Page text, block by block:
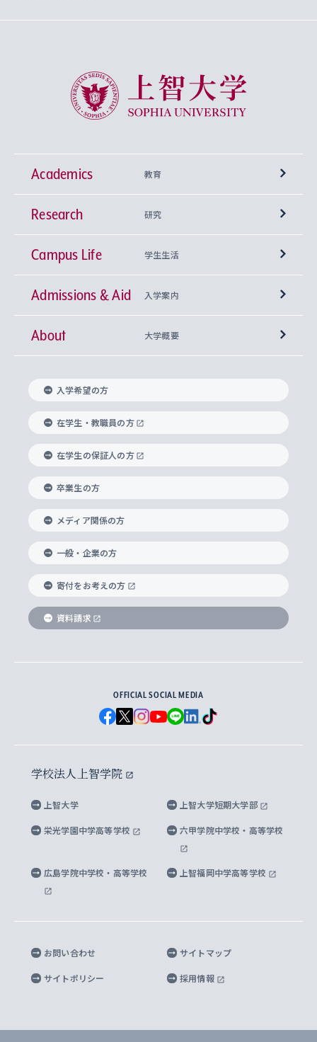
上智大学 Sophia University
Academics 教育
学部
神学部
文学部
総合人間科学部
経済学部
外国語学部
総合グローバル学部
国際教養学部
理工学部
Futures） – 持続可能な未来を考える６学科連携
興味から学科を探す
上智大学の全学共通教育
基盤教育センター
キリスト教人間学
身体知
思考と表現
データサイエンス
上智大学の語学教育
言語教育研究センター
上智大学のグローバル教育
グローバル教育センター
上智大学で学ぶ
海外で学ぶ
学びのサポート
大学院
神学研究科
実践宗教学研究科
総合人間科学研究科
経済学研究科
グローバル・スタディーズ研究科
助産学専攻科
生涯学習
Research 研究
研究所 等
キリスト教文化研究所
中世思想研究所
国際言語情報研究所
グローバル・コンサーン研究所
比較文化研究所
ヨーロッパ研究所
アジア文化研究所
アメリカ・カナダ研究所
メディア・ジャーナリズム研究所
水稀少社会研究センター
先進機械・構造材料イノベーションセンター
マイクロ波サイエンス研究センター
Sophia Open Research Weeks (SORW)
産官学連携
知的財産
研究支援制度
重点領域研究・自由課題研究
研究活動に関する法令・研究費の使用について
Campus Life 学生生活
学期区分と授業時間割
課外活動
課外教育プログラム
ボランティア活動
グローバルな学びのコミュニティ
学生の相談窓口
心身の健康相談
ハラスメント防止の取り組み
障がいのある学生への支援
キャリア形成サポート
キャリア形成支援プログラム
就職（内定先）・進路統計
企業の採用ご担当者様へのご案内
住まいのサポート
Admissions & Aid 入学案内
上智大学で取得できる学位
入れの方針）
科目等履修生
研究生・外国人特別研究生・国費留学生
交換留学生(海外大学から上智大学で学ぶ)
ノンディグリー生
Sophia Short-term Program受講生
学費・奨学金
学部入学前に出願する奨学金
国による高等教育の修学支援新制度
大学院生対象の奨学金
海外留学する際の費用と奨学金
About 大学概要
理事長・学長メッセージ
学長・副学長紹介
上智大学の精神
上智大学の理念
上智大学の沿革
ソフィア・アーカイブズ
上智大学とカトリック
グローバルエンゲージメント
上智大学を訪れた世界の知性
国連Weeks・アフリカWeeks
ダイバーシティ＆サステナビリティへの取り組み
上智大学公式ソーシャルメディア
学校法人上智学院について
数字で見る上智大学
上智大学のネットワーク
父母・保証人とのネットワーク
学外とのネットワーク
上智大学の出版物
上智大学大学案内・大学院案内
英文広報誌 SOPHIA magazine
上智大学のビジュアル・アイデンティティ
上智大学ビジュアル・アイデンティティ
上智大学校歌 ・上智大学学生歌
上智大学への取材・キャンパスでの撮影について
上智大学の公開情報
上智大学の教育研究活動等の情報公表
内部質保証と自己点検・評価
キャンパス案内
四谷キャンパス 施設紹介
キャンパスへのアクセス
海外拠点
教職協働の取り組み
プライバシーポリシー
入学希望の方
在学生・教職員の方
在学生の保証人の方
卒業生の方
メディア関係の方
一般・企業の方
寄付をお考えの方
資料請求
OFFICIAL SOCIAL MEDIA
学校法人上智学院
上智大学 上智大学短期大学部
栄光学園中学高等学校 六甲学院中学校・高等学校
広島学院中学校・高等学校 上智福岡中学高等学校
お問い合わせ サイトマップ
サイトポリシー 採用情報